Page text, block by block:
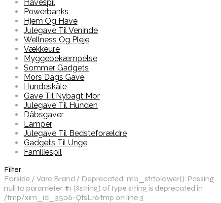
Havespil
Powerbanks
Hjem Og Have
Julegave Til Veninde
Wellness Og Pleje
Vækkeure
Myggebekæmpelse
Sommer Gadgets
Mors Dags Gave
Hundeskåle
Gave Til Nybagt Mor
Julegave Til Hunden
Dåbsgaver
Lamper
Julegave Til Bedsteforældre
Gadgets Til Unge
Familiespil
Filter
Forside / Vare Brand / Deprecated: mb_strtolower(): Passing
null to parameter #1 ($string) of type string is deprecated in
/tmp/xim_id_3506-QtsLr6.tmp on line 3